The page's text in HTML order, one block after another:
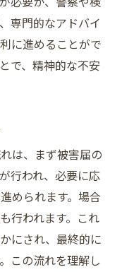
専門的なアドバイ
に進めることがで
で、精神的な不安
は、まず被害届の
行われ、必要に応
められます。場合
行われます。これ
にされ、最終的に
この流れを理解し